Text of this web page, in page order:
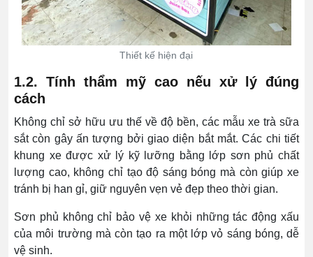
Thiết kế hiện đại
1.2. Tính thẩm mỹ cao nếu xử lý đúng
cách
Không chỉ sở hữu ưu thế về độ bền, các mẫu xe trà sữa
sắt còn gây ấn tượng bởi giao diện bắt mắt. Các chi tiết
khung xe được xử lý kỹ lưỡng bằng lớp sơn phủ chất
lượng cao, không chỉ tạo độ sáng bóng mà còn giúp xe
tránh bị han gỉ, giữ nguyên vẹn vẻ đẹp theo thời gian.
Sơn phủ không chỉ bảo vệ xe khỏi những tác động xấu
của môi trường mà còn tạo ra một lớp vỏ sáng bóng, dễ
vệ sinh.